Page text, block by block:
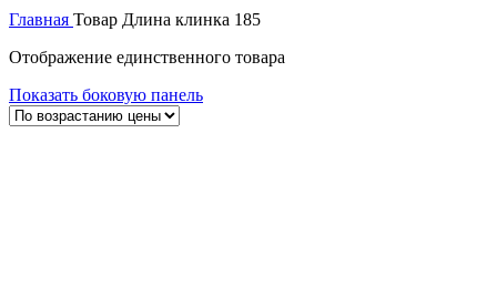
Главная Товар Длина клинка 185
Отображение единственного товара
Показать боковую панель